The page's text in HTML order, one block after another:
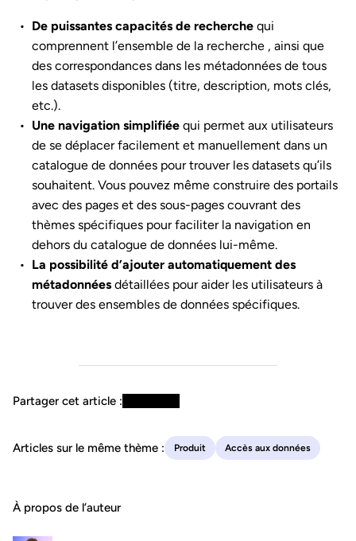
De puissantes capacités de recherche qui
comprennent l’ensemble de la recherche , ainsi que
des correspondances dans les métadonnées de tous
les datasets disponibles (titre, description, mots clés,
etc.).
Une navigation simplifiée qui permet aux utilisateurs
de se déplacer facilement et manuellement dans un
catalogue de données pour trouver les datasets qu’ils
souhaitent. Vous pouvez même construire des portails
avec des pages et des sous-pages couvrant des
thèmes spécifiques pour faciliter la navigation en
dehors du catalogue de données lui-même.
La possibilité d’ajouter automatiquement des
métadonnées détaillées pour aider les utilisateurs à
trouver des ensembles de données spécifiques.
Partager cet article :
Articles sur le même thème : Produit Accès aux données
À propos de l’auteur